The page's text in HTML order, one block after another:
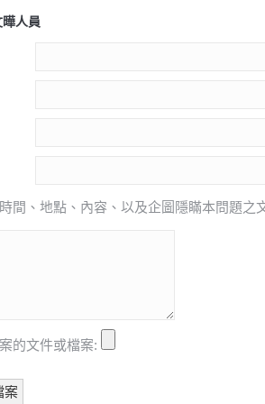
人員
間、地點、內容、以及企圖隱瞞本問題之
的文件或檔案:
案